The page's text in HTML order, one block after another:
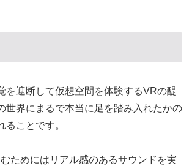
を遮断して仮想空間を体験するVRの醍
世界にまるで本当に足を踏み入れたかの
ることです。
ためにはリアル感のあるサウンドを実